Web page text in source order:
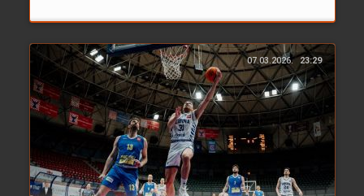
07.03.2026. 23:29